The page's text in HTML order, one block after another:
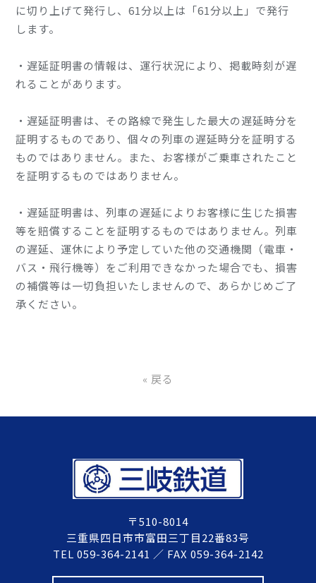
に切り上げて発行し、61分以上は「61分以上」で発行
します。
・遅延証明書の情報は、運行状況により、掲載時刻が遅
れることがあります。
・遅延証明書は、その路線で発生した最大の遅延時分を
証明するものであり、個々の列車の遅延時分を証明する
ものではありません。また、お客様がご乗車されたこと
を証明するものではありません。
・遅延証明書は、列車の遅延によりお客様に生じた損害
等を賠償することを証明するものではありません。列車
の遅延、運休により予定していた他の交通機関（電車・
バス・飛行機等）をご利用できなかった場合でも、損害
の補償等は一切負担いたしませんので、あらかじめご了
承ください。
« 戻る
〒510-8014
三重県四日市市富田三丁目22番83号
TEL 059-364-2141 ／ FAX 059-364-2142